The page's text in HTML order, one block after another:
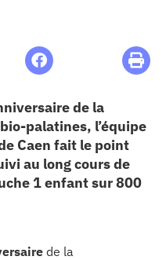
de la
palatines, l’équipe
Caen fait le point
au long cours de
1 enfant sur 800
de la